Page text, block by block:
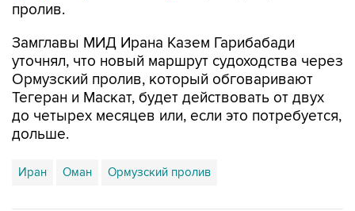
Замглавы МИД Ирана Казем Гарибабади
Ормузский пролив, который обговаривают
Тегеран и Маскат, будет действовать от двух
до четырех месяцев или, если это потребуется,
дольше.
Иран Оман